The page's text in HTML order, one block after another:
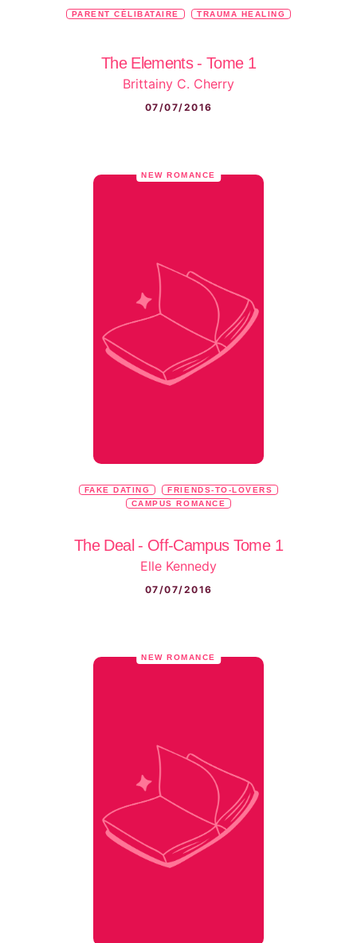
PARENT CÉLIBATAIRE TRAUMA HEALING
The Elements - Tome 1
Brittainy C. Cherry
07/07/2016
NEW ROMANCE
FAKE DATING
FRIENDS-TO-LOVERS
CAMPUS ROMANCE
The Deal - Off-Campus Tome 1
Elle Kennedy
07/07/2016
NEW ROMANCE